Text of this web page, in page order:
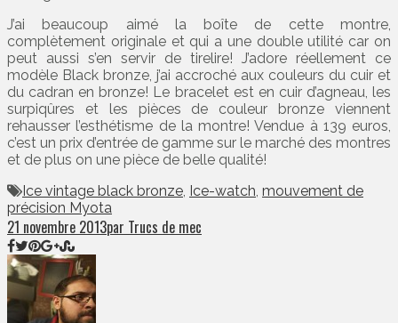
J’ai beaucoup aimé la boîte de cette montre,
complètement originale et qui a une double utilité car on
peut aussi s’en servir de tirelire! J’adore réellement ce
modèle Black bronze, j’ai accroché aux couleurs du cuir et
du cadran en bronze! Le bracelet est en cuir d’agneau, les
surpiqûres et les pièces de couleur bronze viennent
rehausser l’esthétisme de la montre! Vendue à 139 euros,
c’est un prix d’entrée de gamme sur le marché des montres
et de plus on une pièce de belle qualité!
Ice vintage black bronze, Ice-watch, mouvement de
précision Myota
21 novembre 2013par Trucs de mec